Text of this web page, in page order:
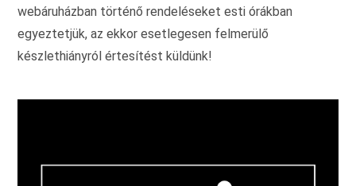
webáruházban történő rendeléseket esti órákban
egyeztetjük, az ekkor esetlegesen felmerülő
készlethiányról értesítést küldünk!